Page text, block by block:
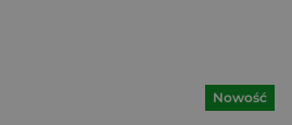
Nowość